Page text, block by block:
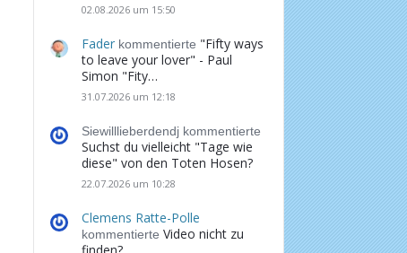
02.08.2026 um 15:50
Fader kommentierte "Fifty ways
to leave your lover" - Paul
Simon "Fity…
31.07.2026 um 12:18
Siewilllieberdendj kommentierte
Suchst du vielleicht "Tage wie
diese" von den Toten Hosen?
22.07.2026 um 10:28
Clemens Ratte-Polle
kommentierte Video nicht zu